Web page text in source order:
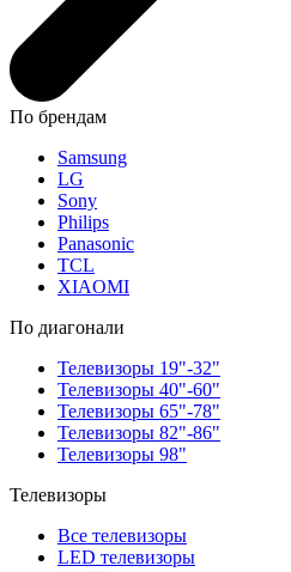
По брендам
Samsung
LG
Sony
Philips
Panasonic
TCL
XIAOMI
По диагонали
Телевизоры 19"-32"
Телевизоры 40"-60"
Телевизоры 65"-78"
Телевизоры 82"-86"
Телевизоры 98"
Телевизоры
Все телевизоры
LED телевизоры